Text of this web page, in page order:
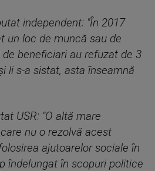
independent: "În 2017
un loc de muncă sau de
beneficiari au refuzat de 3
li s-a sistat, asta înseamnă
USR: "O altă mare
nu o rezolvă acest
ajutoarelor sociale în
îndelungat în scopuri politice